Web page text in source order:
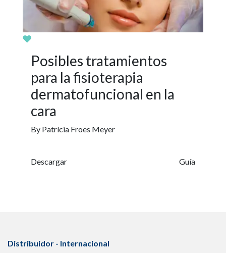
Posibles tratamientos
para la fisioterapia
dermatofuncional en la
cara
By Patrícia Froes Meyer
Descargar Guía
Distribuidor - Internacional